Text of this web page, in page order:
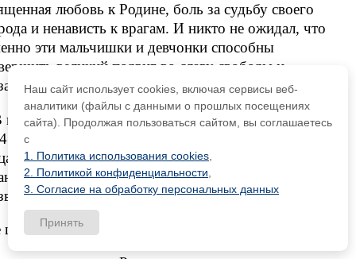
любовь к Родине, боль за судьбу своего
и ненависть к врагам. И никто не ожидал, что
эти мальчишки и девчонки способны
великий подвиг во славу свободы и
своей Родины!
грозные годы Великой Отечественной войны 1941-
дети встали в шеренги бойцов - рядом с
и старшими братьями, взяв в руки винтовки и
стали сынами полков и партизанскими
себя в огне войны,
Наш сайт использует cookies, включая сервисы веб-
аналитики (файлы с данными о прошлых посещениях
сайта). Продолжая пользоваться сайтом, вы соглашаетесь
с
1. Политика использования cookies
2. Политикой конфиденциальности
3. Согласие на обработку персональных данных
Принять